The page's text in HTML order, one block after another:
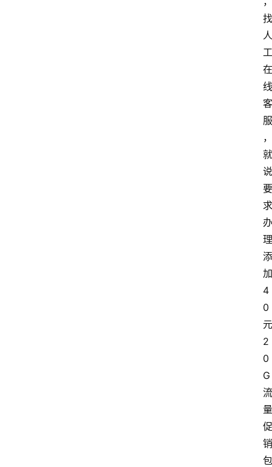
找
人
工
在
线
客
服
，
就
说
要
求
办
理
添
加
4
0
元
2
0
G
流
量
促
销
包